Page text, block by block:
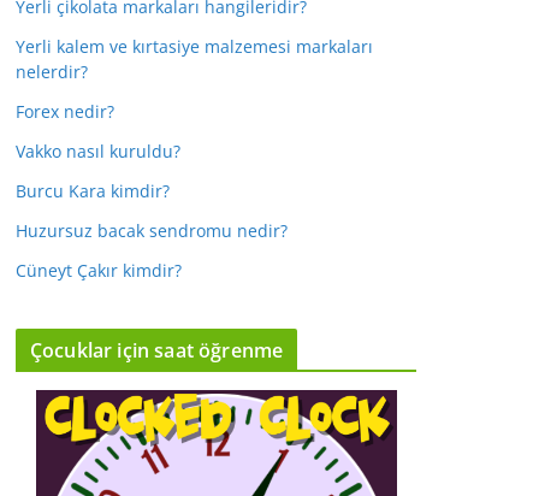
Yerli çikolata markaları hangileridir?
Yerli kalem ve kırtasiye malzemesi markaları
nelerdir?
Forex nedir?
Vakko nasıl kuruldu?
Burcu Kara kimdir?
Huzursuz bacak sendromu nedir?
Cüneyt Çakır kimdir?
Çocuklar için saat öğrenme